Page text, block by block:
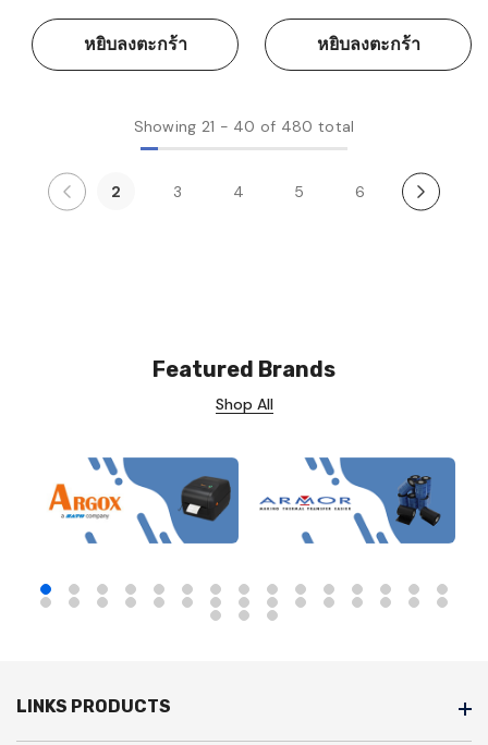
หยิบลงตะกร้า หยิบลงตะกร้า
Showing 21 - 40 of 480 total
2 3 4 5 6
Featured Brands
Shop All
LINKS PRODUCTS